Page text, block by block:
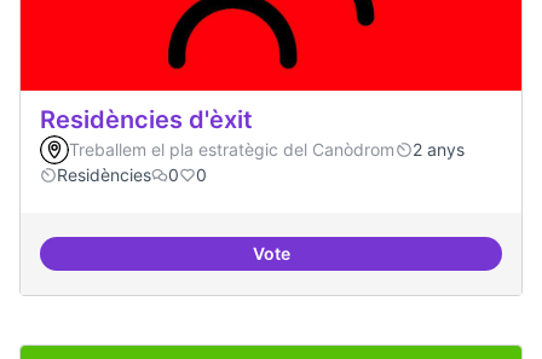
Residències d'èxit
Treballem el pla estratègic del Canòdrom
2 anys
Residències
0 0
VoteResidències d'èxit